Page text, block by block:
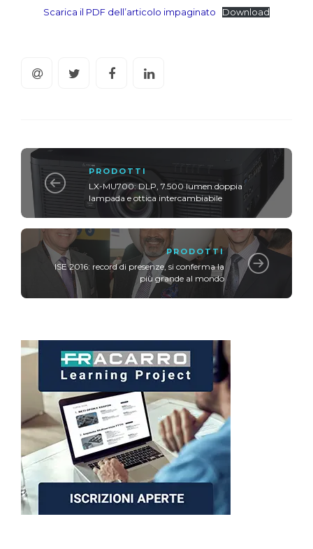
Scarica il PDF dell’articolo impaginato Download
PRODOTTI
LX-MU700: DLP, 7.500 lumen doppia
lampada e ottica intercambiabile
PRODOTTI
ISE 2016: record di presenze, si conferma la
più grande al mondo